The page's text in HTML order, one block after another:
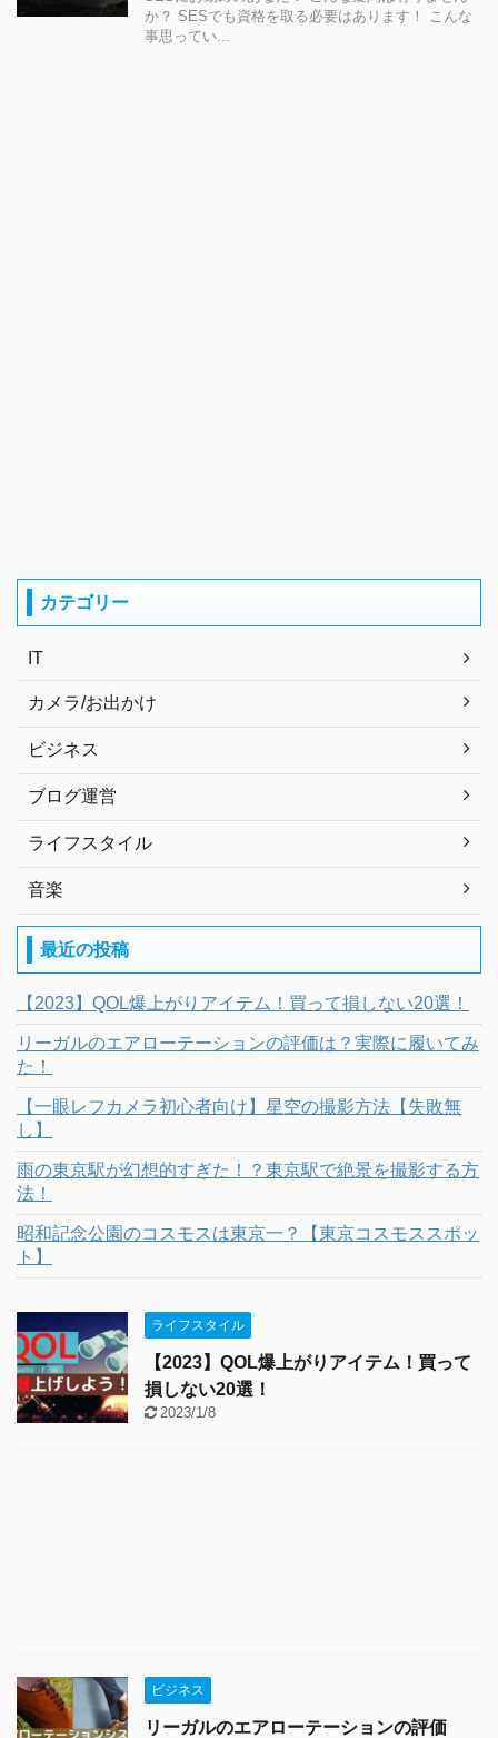
か？ SESでも資格を取る必要はあります！ こんな
事思ってい...
カテゴリー
IT
カメラ/お出かけ
ビジネス
ブログ運営
ライフスタイル
音楽
最近の投稿
【2023】QOL爆上がりアイテム！買って損しない20選！
リーガルのエアローテーションの評価は？実際に履いてみ
た！
【一眼レフカメラ初心者向け】星空の撮影方法【失敗無
し】
雨の東京駅が幻想的すぎた！？東京駅で絶景を撮影する方
法！
昭和記念公園のコスモスは東京一？【東京コスモススポッ
ト】
ライフスタイル
【2023】QOL爆上がりアイテム！買って
損しない20選！
2023/1/8
ビジネス
リーガルのエアローテーションの評価